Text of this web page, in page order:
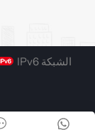
IPv6 الشبكة